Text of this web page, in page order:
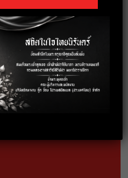
2019
พัฒนาบุคลิกภาพสู่การทำงาน
ชีพ
2019
นิคการทำงานร่วมกับคนทุก
ะสบความสำเร็จ